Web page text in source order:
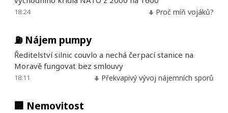
18:24 Proč míň vojáků?
⛽ Nájem pumpy
Ředitelství silnic couvlo a nechá čerpací stanice na
Moravě fungovat bez smlouvy
18:11 Překvapivý vývoj nájemních sporů
🏢 Nemovitost